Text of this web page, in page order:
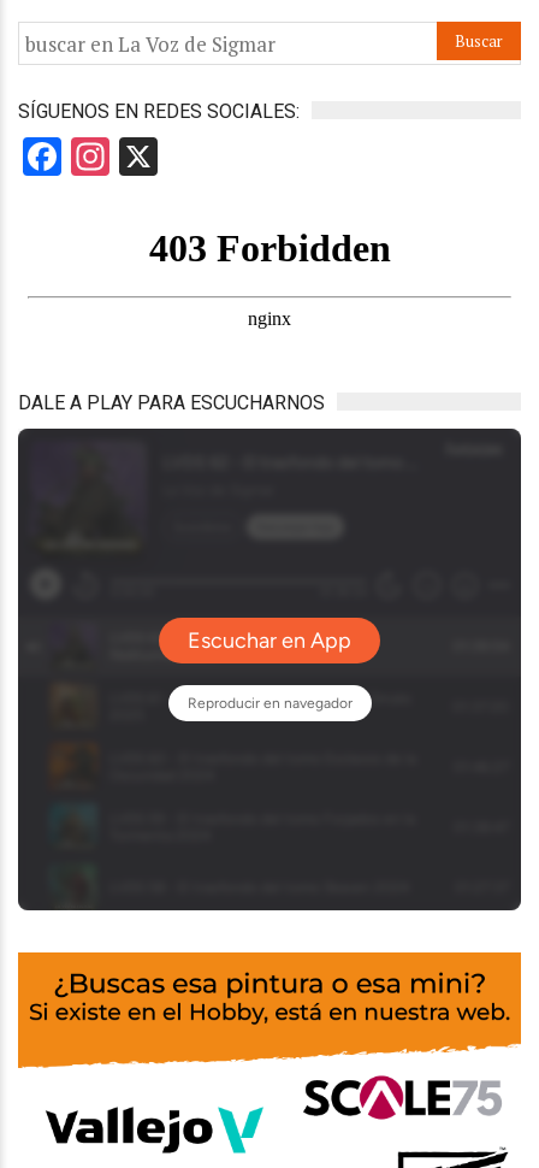
SÍGUENOS EN REDES SOCIALES:
Facebook
Instagram
DALE A PLAY PARA ESCUCHARNOS